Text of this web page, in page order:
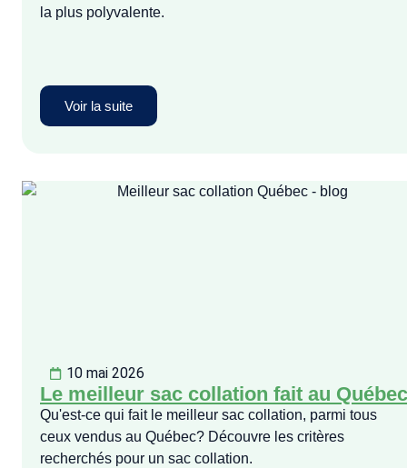
la plus polyvalente.
Voir la suite
10 mai 2026
Le meilleur sac collation fait au Québec
Qu'est-ce qui fait le meilleur sac collation, parmi tous
ceux vendus au Québec? Découvre les critères
recherchés pour un sac collation.